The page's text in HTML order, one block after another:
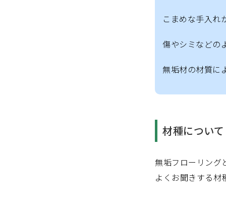
こまめな手入れ
傷やシミなどの
無垢材の材質に
材種について
無垢フローリング
よくお聞きする材